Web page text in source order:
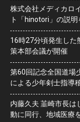
株式会社メディカロ
ト「hinotori」の説
16時27分頃発生した
策本部会議が開催
第60回記念全国道場
による少年剣士指導
内藤久夫 韮崎市長は
動に同行、地域医療